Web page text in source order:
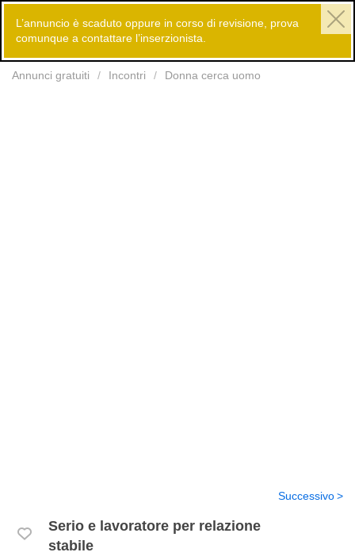
Annunci gratuiti Incontri Donna cerca uomo
L’annuncio è scaduto oppure in corso di revisione, prova
comunque a contattare l’inserzionista.
Serio e lavoratore per relazione
stabile
Successivo